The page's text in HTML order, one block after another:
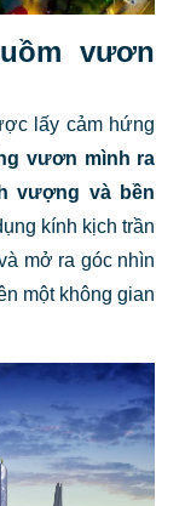
vươn
lấy cảm hứng
vươn mình ra
vượng và bền
kính kịch trần
mở ra góc nhìn
một không gian